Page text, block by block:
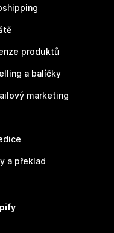
produktů
a balíčky
marketing
a překlad